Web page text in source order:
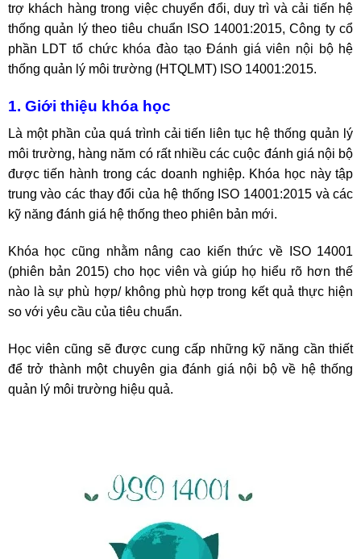
trợ khách hàng trong việc chuyển đổi, duy trì và cải tiến hệ
thống quản lý theo tiêu chuẩn ISO 14001:2015, Công ty cổ
phần LDT tổ chức khóa đào tạo Đánh giá viên nội bộhệ
thống quản lý môi trường (HTQLMT) ISO 14001:2015.
1. Giới thiệu khóa học
Là một phần của quá trình cải tiến liên tục hệ thống quản lý
môi trường, hàng năm có rất nhiều các cuộc đánh giá nội bộ
được tiến hành trong các doanh nghiệp. Khóa học này tập
trung vào các thay đổi của hệ thống ISO 14001:2015 và các
kỹ năng đánh giá hệ thống theo phiên bản mới.
Khóa học cũng nhằm nâng cao kiến thức về ISO 14001
(phiên bản 2015) cho học viên và giúp họ hiểu rõ hơn thế
nào là sự phù hợp/ không phù hợp trong kết quả thực hiện
so với yêu cầu của tiêu chuẩn.
Học viên cũng sẽ được cung cấp những kỹ năng cần thiết
để trở thành một chuyên gia đánh giá nội bộ về hệ thống
quản lý môi trường hiệu quả.